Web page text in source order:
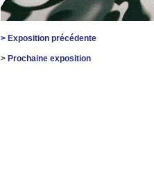
> Exposition précédente
> Prochaine exposition